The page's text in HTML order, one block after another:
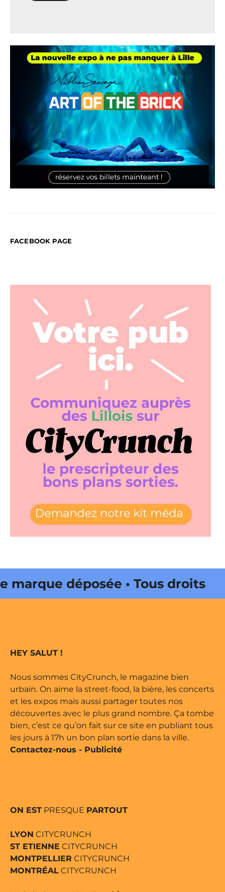
FACEBOOK PAGE
déposée • Tous droits
par Buena Onda Web •
HEY SALUT !
Nous sommes CityCrunch, le magazine bien
urbain. On aime la street-food, la bière, les concerts
et les expos mais aussi partager toutes nos
découvertes avec le plus grand nombre. Ça tombe
bien, c’est ce qu’on fait sur ce site en publiant tous
les jours à 17h un bon plan sortie dans la ville.
Contactez-nous - Publicité
ON EST PRESQUE PARTOUT
LYON CITYCRUNCH
ST ETIENNE CITYCRUNCH
MONTPELLIER CITYCRUNCH
MONTRÉAL CITYCRUNCH